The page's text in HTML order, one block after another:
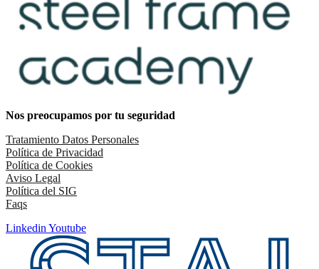
Nos preocupamos por tu seguridad
Tratamiento Datos Personales
Política de Privacidad
Política de Cookies
Aviso Legal
Política del SIG
Faqs
Linkedin Youtube